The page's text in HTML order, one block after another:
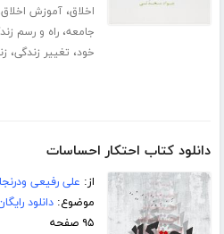
اخلاق،آموزش اخلاق
جامعه،راه و رسم
خود، تغییر زندگی،
دانلود کتاب احتکار احساسات
از: علی رفیعی
موضوع:دانلود
۹۵ صفحه